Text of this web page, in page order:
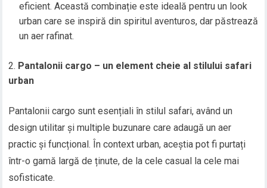
eficient. Această combinație este ideală pentru un look
urban care se inspiră din spiritul aventuros, dar păstrează
un aer rafinat.
Pantalonii cargo – un element cheie al stilului safari
urban
Pantalonii cargo sunt esențiali în stilul safari, având un
design utilitar și multiple buzunare care adaugă un aer
practic și funcțional. În context urban, aceștia pot fi purtați
într-o gamă largă de ținute, de la cele casual la cele mai
sofisticate.